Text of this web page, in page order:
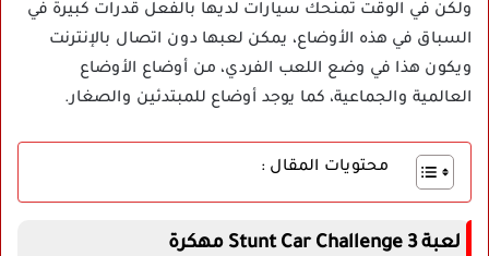
ولكن في الوقت تمنحك سيارات لديها بالفعل قدرات كبيرة في
السباق في هذه الأوضاع، يمكن لعبها دون اتصال بالإنترنت
ويكون هذا في وضع اللعب الفردي، من أوضاع الأوضاع
العالمية والجماعية، كما يوجد أوضاع للمبتدئين والصغار.
محتويات المقال :
لعبة Stunt Car Challenge 3 مهكرة